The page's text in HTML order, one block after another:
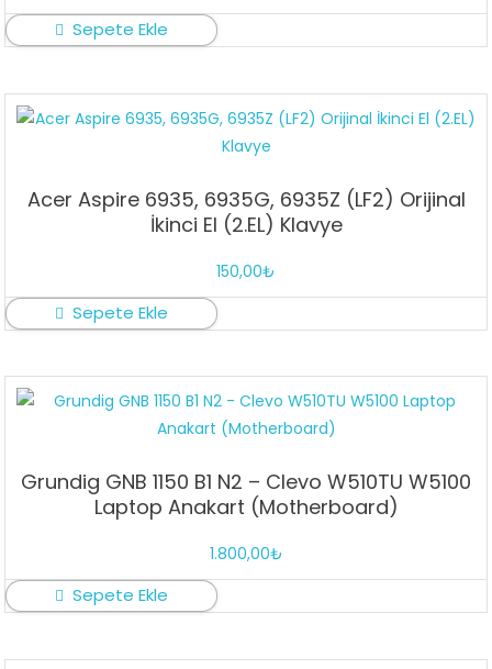
Sepete Ekle
Acer Aspire 6935, 6935G, 6935Z (LF2) Orijinal
İkinci El (2.EL) Klavye
150,00₺
Sepete Ekle
Grundig GNB 1150 B1 N2 – Clevo W510TU W5100
Laptop Anakart (Motherboard)
1.800,00₺
Sepete Ekle